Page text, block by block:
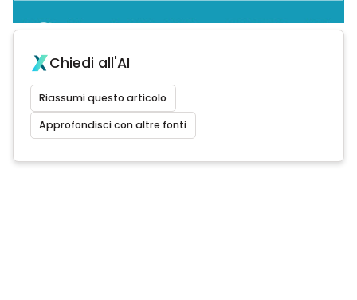
Chiedi all'AI
Riassumi questo articolo
Approfondisci con altre fonti